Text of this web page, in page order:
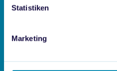
Statistiken
Marketing